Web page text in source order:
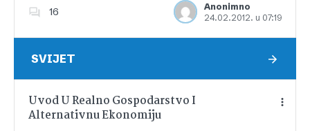
16
Anonimno
24.02.2012. u 07:19
Dodajte u favorite
SVIJET
Uvod U Realno Gospodarstvo I
Alternativnu Ekonomiju